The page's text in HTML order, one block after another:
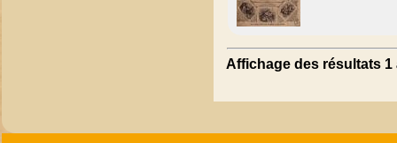
Affichage des résultats 1